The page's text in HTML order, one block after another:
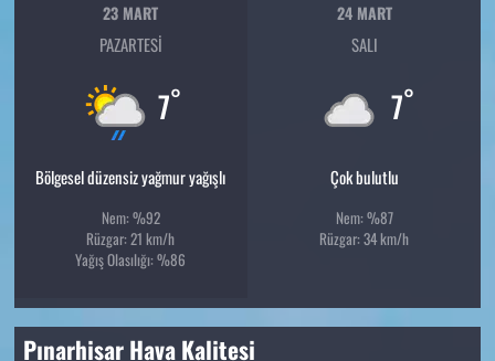
23 MART
PAZARTESI
7°
Bölgesel düzensiz yağmur yağışlı
Nem: %92
Rüzgar: 21 km/h
Yağış Olasılığı: %86
24 MART
SALI
7°
Çok bulutlu
Nem: %87
Rüzgar: 34 km/h
Pınarhisar Hava Kalitesi